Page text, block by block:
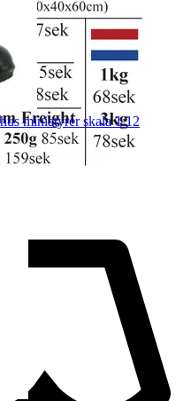
miniatyrer skala 1:12